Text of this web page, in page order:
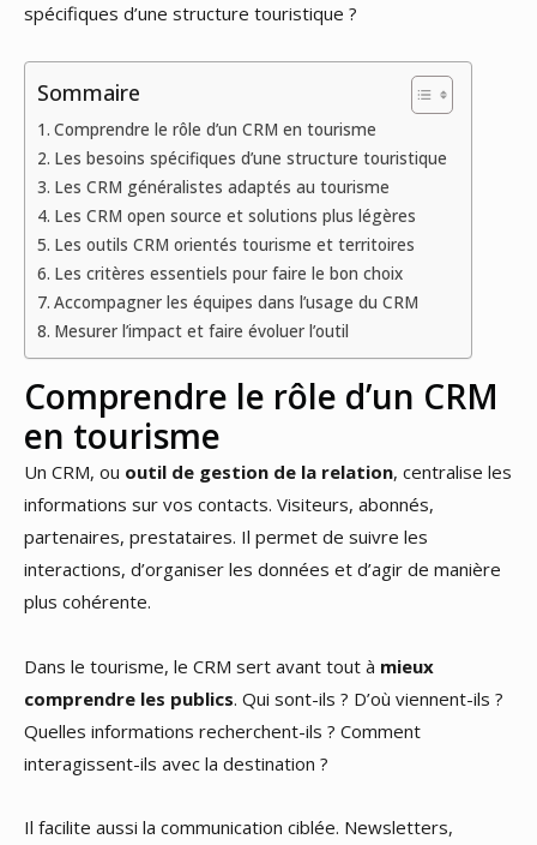
spécifiques d’une structure touristique ?
Sommaire
Comprendre le rôle d’un CRM en tourisme
Les besoins spécifiques d’une structure touristique
Les CRM généralistes adaptés au tourisme
Les CRM open source et solutions plus légères
Les outils CRM orientés tourisme et territoires
Les critères essentiels pour faire le bon choix
Accompagner les équipes dans l’usage du CRM
Mesurer l’impact et faire évoluer l’outil
Comprendre le rôle d’un CRM
en tourisme
Un CRM, ou outil de gestion de la relation, centralise les
informations sur vos contacts. Visiteurs, abonnés,
partenaires, prestataires. Il permet de suivre les
interactions, d’organiser les données et d’agir de manière
plus cohérente.
Dans le tourisme, le CRM sert avant tout à mieux
comprendre les publics. Qui sont-ils ? D’où viennent-ils ?
Quelles informations recherchent-ils ? Comment
interagissent-ils avec la destination ?
Il facilite aussi la communication ciblée. Newsletters,